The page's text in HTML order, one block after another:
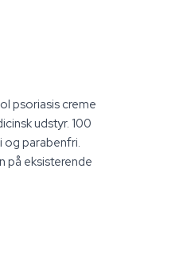
psoriasis creme
udstyr. 100
og parabenfri.
på eksisterende